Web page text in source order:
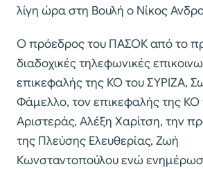
λίγη ώρα στη Βουλή ο Νίκος
Ο πρόεδρος του ΠΑΣΟΚ από το
διαδοχικές τηλεφωνικές
επικεφαλής της ΚΟ του ΣΥΡΙΖΑ,
Φάμελλο, τον επικεφαλής της ΚΟ
Αριστεράς, Αλέξη Χαρίτση, την
της Πλεύσης Ελευθερίας, Ζωή
Κωνσταντοπούλου ενώ